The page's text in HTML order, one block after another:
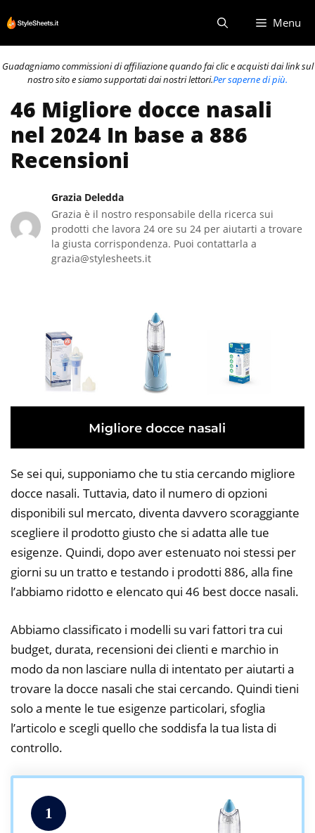
al
contenuto
Menu
Guadagniamo commissioni di affiliazione quando fai clic e acquisti dai link sul
nostro sito e siamo supportati dai nostri lettori.Per saperne di più.
46 Migliore docce nasali
nel 2024 In base a 886
Recensioni
Grazia Deledda
Grazia è il nostro responsabile della ricerca sui
prodotti che lavora 24 ore su 24 per aiutarti a trovare
la giusta corrispondenza. Puoi contattarla a
grazia@stylesheets.it
Se sei qui, supponiamo che tu stia cercando migliore
docce nasali. Tuttavia, dato il numero di opzioni
disponibili sul mercato, diventa davvero scoraggiante
scegliere il prodotto giusto che si adatta alle tue
esigenze. Quindi, dopo aver estenuato noi stessi per
giorni su un tratto e testando i prodotti 886, alla fine
l’abbiamo ridotto e elencato qui 46 best docce nasali.
Abbiamo classificato i modelli su vari fattori tra cui
budget, durata, recensioni dei clienti e marchio in
modo da non lasciare nulla di intentato per aiutarti a
trovare la docce nasali che stai cercando. Quindi tieni
solo a mente le tue esigenze particolari, sfoglia
l’articolo e scegli quello che soddisfa la tua lista di
controllo.
1